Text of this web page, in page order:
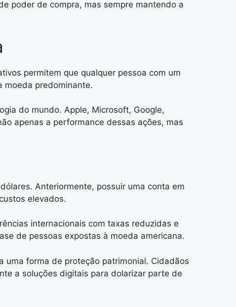
poder de compra, mas sempre mantendo a
permitem que qualquer pessoa com um
moeda predominante.
do mundo. Apple, Microsoft, Google,
apenas a performance dessas ações, mas
Anteriormente, possuir uma conta em
elevados.
internacionais com taxas reduzidas e
de pessoas expostas à moeda americana.
uma forma de proteção patrimonial. Cidadãos
a soluções digitais para dolarizar parte de